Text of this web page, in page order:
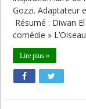
Gozzi. Adaptateur
Résumé : Diwan
comédie »
Lire plus »